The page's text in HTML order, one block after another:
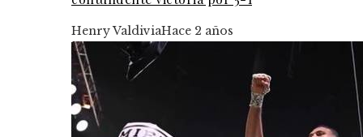
Henry ValdiviaHace 2 años